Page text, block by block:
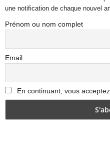
une notification de chaque nouvel
Prénom ou nom complet
Email
En continuant, vous